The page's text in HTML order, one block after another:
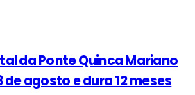
da Ponte Quinca Mariano
agosto e dura 12 meses